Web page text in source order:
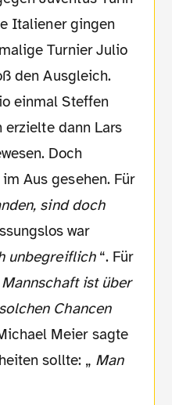
Italiener gingen
Turnier Julio
den Ausgleich.
einmal Steffen
erzielte dann Lars
Doch
Aus gesehen. Für
sind doch
war
unbegreiflich “. Für
ist über
Chancen
Meier sagte
sollte: „ Man